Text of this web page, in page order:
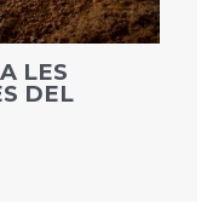
LES
DEL